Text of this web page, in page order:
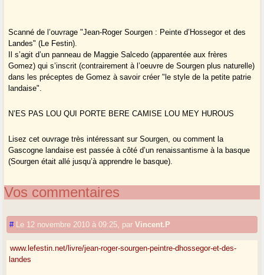
Scanné de l’ouvrage "Jean-Roger Sourgen : Peinte d’Hossegor et des
Landes" (Le Festin).
Il s’agit d’un panneau de Maggie Salcedo (apparentée aux frères
Gomez) qui s’inscrit (contrairement à l’oeuvre de Sourgen plus naturelle)
dans les préceptes de Gomez à savoir créer "le style de la petite patrie
landaise".
N’ES PAS LOU QUI PORTE BERE CAMISE LOU MEY HUROUS
Lisez cet ouvrage très intéressant sur Sourgen, ou comment la
Gascogne landaise est passée à côté d’un renaissantisme à la basque
(Sourgen était allé jusqu’à apprendre le basque).
Vos commentaires
# Le 12 novembre 2010 à 09:25 parVincent.P
www.lefestin.net/livre/jean-roger-sourgen-peintre-dhossegor-et-des-
landes